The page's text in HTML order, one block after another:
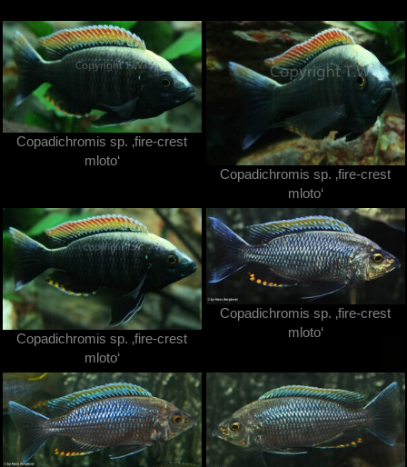
Copadichromis sp. ‚fire-crest
mloto‘
Copadichromis sp. ‚fire-crest
mloto‘
Copadichromis sp. ‚fire-crest
mloto‘
Copadichromis sp. ‚fire-crest
mloto‘